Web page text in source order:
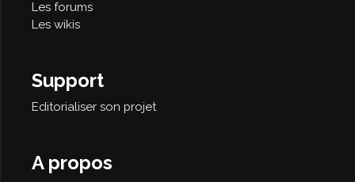
Les forums
Les wikis
Support
Editorialiser son projet
A propos